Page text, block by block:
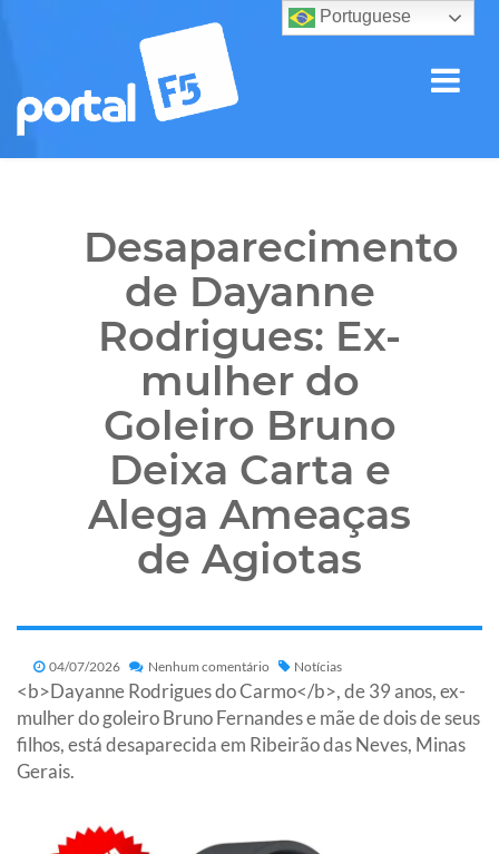
Desaparecimento
de Dayanne
Rodrigues: Ex-
mulher do
Goleiro Bruno
Deixa Carta e
Alega Ameaças
de Agiotas
04/07/2026 Nenhum comentário Notícias
<b>Dayanne Rodrigues do Carmo</b>, de 39 anos, ex-
mulher do goleiro Bruno Fernandes e mãe de dois de seus
filhos, está desaparecida em Ribeirão das Neves, Minas
Gerais.
Portuguese